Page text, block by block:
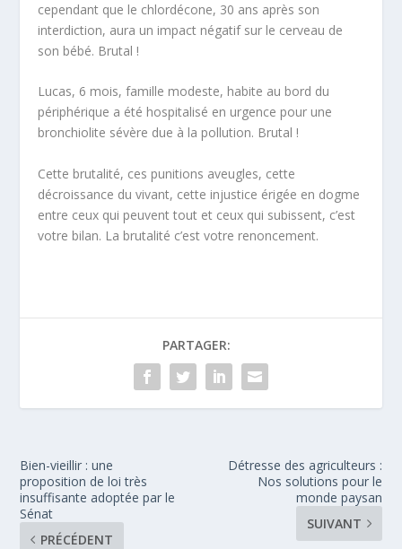
cependant que le chlordécone, 30 ans après son
interdiction, aura un impact négatif sur le cerveau de
son bébé. Brutal !
Lucas, 6 mois, famille modeste, habite au bord du
périphérique a été hospitalisé en urgence pour une
bronchiolite sévère due à la pollution. Brutal !
Cette brutalité, ces punitions aveugles, cette
décroissance du vivant, cette injustice érigée en dogme
entre ceux qui peuvent tout et ceux qui subissent, c’est
votre bilan. La brutalité c’est votre renoncement.
PARTAGER:
Bien-vieillir : une
proposition de loi très
insuffisante adoptée par le
Sénat
PRÉCÉDENT
Détresse des agriculteurs :
Nos solutions pour le
monde paysan
SUIVANT